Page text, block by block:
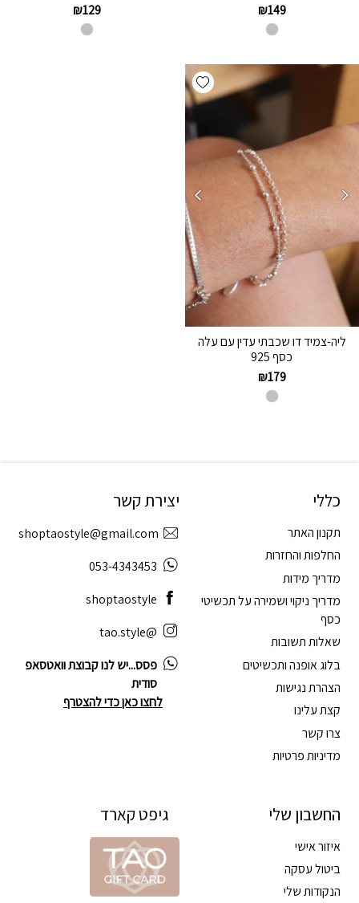
₪149
₪129
Add wishlist
ליה-צמיד דו שכבתי עדין עם עלה
כסף 925
₪179
כללי
תקנון האתר
החלפות והחזרות
מדריך מידות
מדריך ניקוי ושמירה על תכשיטי
כסף
שאלות תשובות
בלוג אופנה ותכשיטים
הצהרת נגישות
קצת עלינו
צרו קשר
מדיניות פרטיות
החשבון שלי
איזור אישי
ביטול עסקה
הנקודות שלי
יצירת קשר
shoptaostyle@gmail.com
053-4343453
shoptaostyle
@tao.style
פסס...יש לנו קבוצת וואטסאפ
סודית
לחצו כאן כדי להצטרף
גיפט קארד